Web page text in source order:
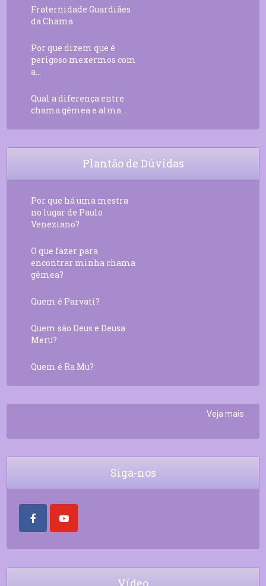
Fraternidade Guardiães
da Chama
Por que dizem que é
perigoso mexermos com
a...
Qual a diferença entre
chama gêmea e alma...
Plantão de Dúvidas
Por que há uma mestra
no lugar de Paulo
Veneziano?
O que fazer para
encontrar minha chama
gêmea?
Quem é Parvati?
Quem são Deus e Deusa
Meru?
Quem é Ra Mu?
Veja mais
Siga-nos